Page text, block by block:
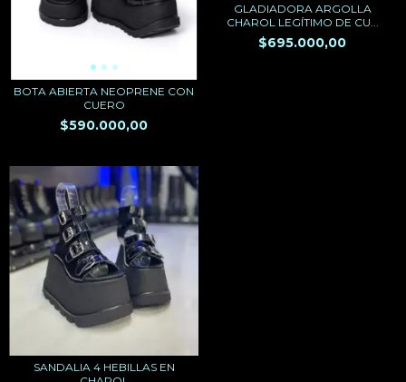
BOTA ABIERTA NEOPRENE CON
CUERO
$590.000,00
GLADIADORA ARGOLLA
CHAROL LEGÍTIMO DE CU...
$695.000,00
SANDALIA 4 HEBILLAS EN